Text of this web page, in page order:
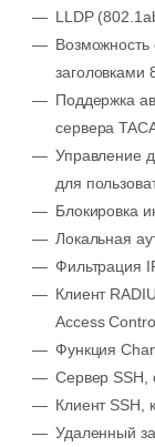
LLDP
Возможность
заголовками
Поддержка
сервера
Управление
для
Блокировка
Локальная
Фильтрация
Клиент
Access
Функция
Сервер SSH,
Клиент SSH,
Удаленный